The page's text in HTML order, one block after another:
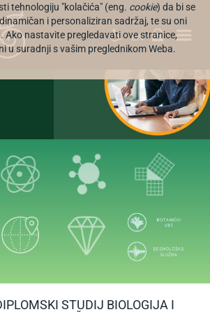
tehnologiju "kolačića" (eng. cookie) da bi se
i personaliziran sadržaj, te su oni
Ako nastavite pregledavati ove stranice,
u suradnji s vašim preglednikom Weba.
EN
STUDIJ BIOLOGIJA I